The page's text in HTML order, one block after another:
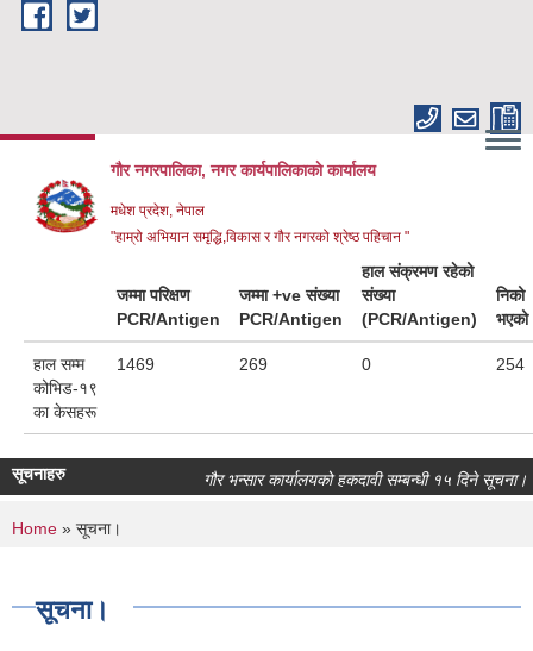
Skip to main content
गौर नगरपालिका, नगर कार्यपालिकाकाे कार्यालय
मधेश प्रदेश, नेपाल
"हाम्रो अभियान समृद्धि,विकास र गौर नगरको श्रेष्ठ पहिचान "
जम्मा परिक्षण
PCR/Antigen
जम्मा +ve संख्या
PCR/Antigen
हाल संक्रमण रहेको
संख्या
(PCR/Antigen)
निको
भएको
हाल सम्म
कोभिड-१९
का केसहरू
1469 269 0 254
सूचनाहरु गौर भन्सार कार्यालयको हकदावी सम्बन्धी १५ दिने सूचना।
You are here
Home » सूचना।
सूचना।